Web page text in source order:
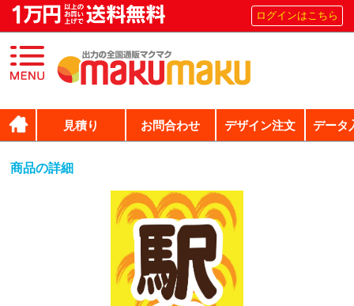
ログインはこちら
見積り お問合わせ デザイン注文 データ
商品の詳細